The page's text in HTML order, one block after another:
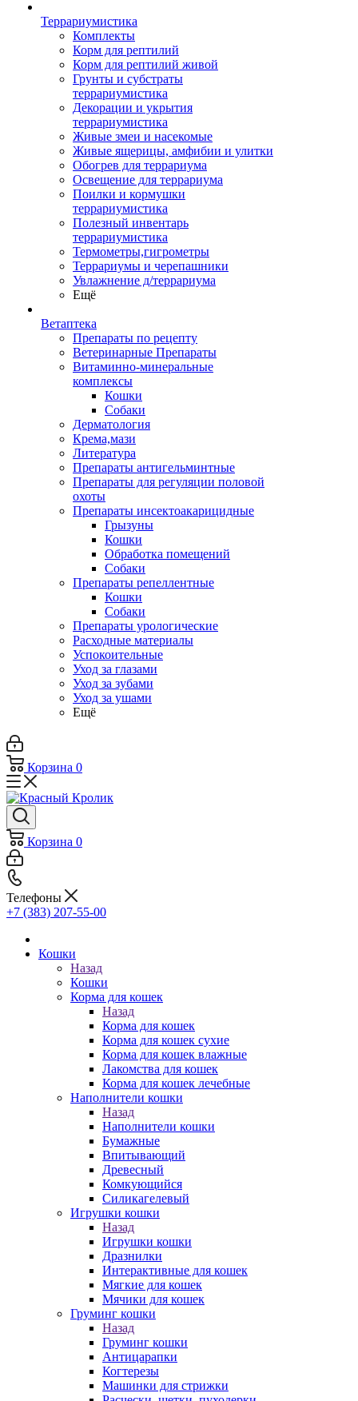
Террариумистика
Комплекты
Корм для рептилий
Корм для рептилий живой
Грунты и субстраты
террариумистика
Декорации и укрытия
террариумистика
Живые змеи и насекомые
Живые ящерицы, амфибии и улитки
Обогрев для террариума
Освещение для террариума
Поилки и кормушки
террариумистика
Полезный инвентарь
террариумистика
Термометры,гигрометры
Террариумы и черепашники
Увлажнение д/террариума
Ещё
Ветаптека
Препараты по рецепту
Ветеринарные Препараты
Витаминно-минеральные
комплексы
Кошки
Собаки
Дерматология
Крема,мази
Литература
Препараты антигельминтные
Препараты для регуляции половой
охоты
Препараты инсектоакарицидные
Грызуны
Кошки
Обработка помещений
Собаки
Препараты репеллентные
Кошки
Собаки
Препараты урологические
Расходные материалы
Успокоительные
Уход за глазами
Уход за зубами
Уход за ушами
Ещё
Корзина 0
Корзина 0
Телефоны
+7 (383) 207-55-00
Кошки
Назад
Кошки
Корма для кошек
Назад
Корма для кошек
Корма для кошек сухие
Корма для кошек влажные
Лакомства для кошек
Корма для кошек лечебные
Наполнители кошки
Назад
Наполнители кошки
Бумажные
Впитывающий
Древесный
Комкующийся
Силикагелевый
Игрушки кошки
Назад
Игрушки кошки
Дразнилки
Интерактивные для кошек
Мягкие для кошек
Мячики для кошек
Груминг кошки
Назад
Груминг кошки
Антицарапки
Когтерезы
Машинки для стрижки